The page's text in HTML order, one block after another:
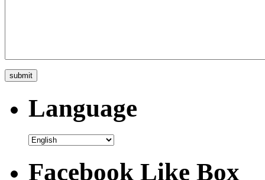
Language
Facebook Like Box